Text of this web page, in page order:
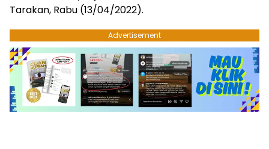
Tarakan, Rabu (13/04/2022).
Advertisement